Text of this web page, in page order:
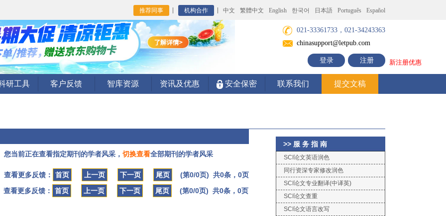
推荐同事 机构合作 中文 繁體中文 English 한국어 日本語 Português Español
021-33361733，021-34243363
chinasupport@letpub.com
登录 注册 新注册优惠
研工具 客户反馈 智库资源 资讯及优惠 安全保密 联系我们 提交文稿
您当前正在查看指定期刊的学者风采， 切换查看全部期刊的学者风采
查看更多反馈： 首页 上一页 下一页 尾页
(第0/0页) 共0条，0页
查看更多反馈：
首页 上一页 下一页 尾页 (第0/0页) 共0条，0页
>> 服 务 指 南
SCI论文英语润色
同行资深专家修改润色
SCI论文专业翻译(中译英)
SCI论文查重
SCI论文语言改写